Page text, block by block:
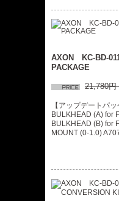
AXON KC-BD-
PACKAGE
21,780円
【アップデートパ
BULKHEAD (A) for
BULKHEAD (B) for
MOUNT (0-1.0)